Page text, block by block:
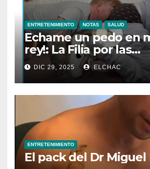
ENTRETENIMIENTO NOTAS SALUD
Echame un pedo en
rey!: La Filia por las
Flatulencias”
DIC 29, 2025 ELCHAC
ENTRETENIMIENTO
El pack del Dr Miguel